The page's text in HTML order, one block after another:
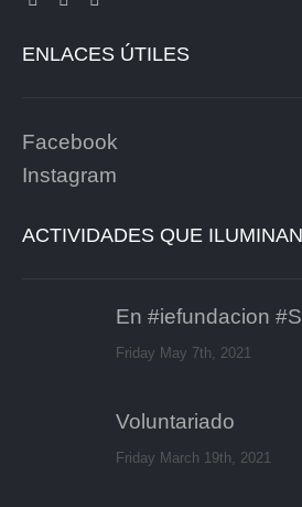
ENLACES ÚTILES
Facebook
Instagram
ACTIVIDADES QUE ILUMINAN
En #iefundacion
Friday May 7th, 2021
Voluntariado
Friday March 19th, 2021